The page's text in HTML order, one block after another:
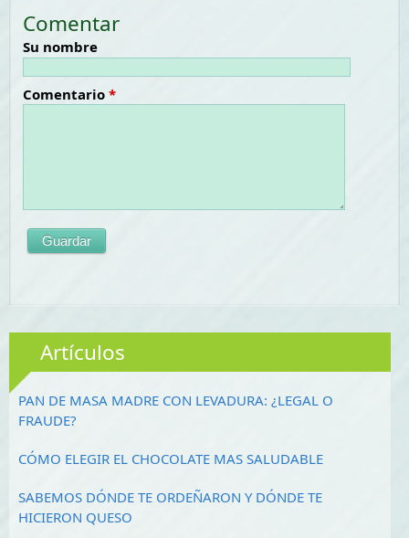
Comentar
Su nombre
Comentario *
Artículos
PAN DE MASA MADRE CON LEVADURA: ¿LEGAL O
FRAUDE?
CÓMO ELEGIR EL CHOCOLATE MAS SALUDABLE
SABEMOS DÓNDE TE ORDEÑARON Y DÓNDE TE
HICIERON QUESO